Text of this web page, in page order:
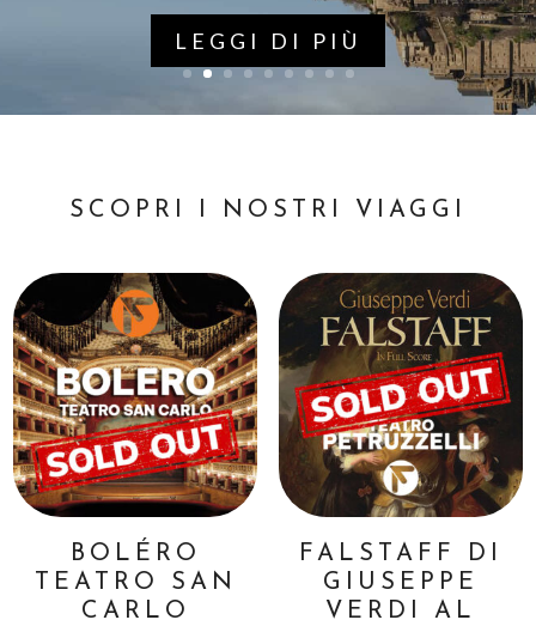
SCOPRI I NOSTRI VIAGGI
BOLÉRO
TEATRO SAN
CARLO
FALSTAFF DI
GIUSEPPE
VERDI AL